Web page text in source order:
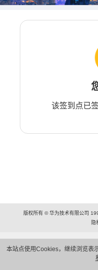
本站点使用Cookies，继续浏览表
该签到点已
版权所有 © 华为技术有限公司
隐